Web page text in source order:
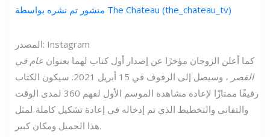
منشور تم نشره بواسطة The Chateau (the_chateau_tv)
المصدر: Instagram
كما أعلن الزوجان مؤخرًا عن إصدار أول كتاب لهما بعنوان عام في
القصر
، وسيصل إلى الرفوف في 15 أبريل 2021. سيكون الكتاب
رفيقًا ممتازًا لإعادة مشاهدة الموسم الأول لفهم 360 لمدى الوقت
والتفاني والتخطيط الذي تم إدخاله في إعادة تشكيل كاملة لمثل
هذا الجميل ومكان كبير.